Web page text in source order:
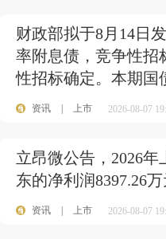
财政部拟于8月14日
率附息债，竞争性招
性招标确定。本期国
资讯 上市 2026-08-07
立昂微公告，2026
东的净利润8397.26
资讯 上市 2026-08-07